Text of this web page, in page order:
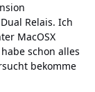
Relais. Ich
MacOSX
schon alles
bekomme